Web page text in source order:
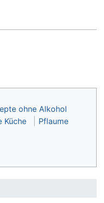
ohne Alkohol
Küche
Pflaume